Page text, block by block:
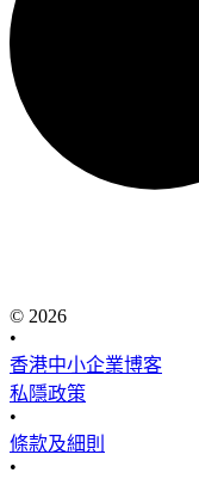
© 2026
•
香港中小企業博客
私隱政策
•
條款及細則
•